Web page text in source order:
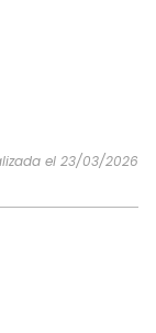
el 23/03/2026